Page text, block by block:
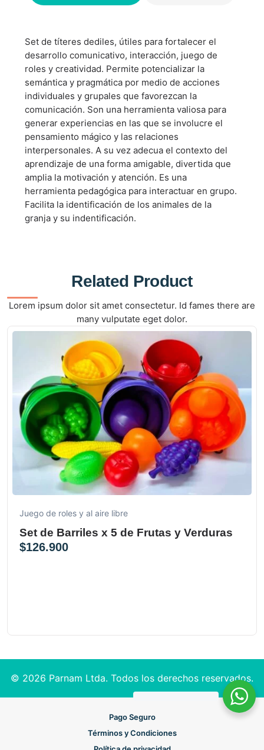
Set de títeres dediles, útiles para fortalecer el
desarrollo comunicativo, interacción, juego de
roles y creatividad. Permite potencializar la
semántica y pragmática por medio de acciones
individuales y grupales que favorezcan la
comunicación. Son una herramienta valiosa para
generar experiencias en las que se involucre el
pensamiento mágico y las relaciones
interpersonales. A su vez adecua el contexto del
aprendizaje de una forma amigable, divertida que
amplia la motivación y atención. Es una
herramienta pedagógica para interactuar en grupo.
Facilita la identificación de los animales de la
granja y su indentificación.
Related Product
Lorem ipsum dolor sit amet consectetur. Id fames there are
many vulputate eget dolor.
Juego de roles y al aire libre
Set de Barriles x 5 de Frutas y Verduras
$126.900
© 2026 Parnam Ltda. Todos los derechos reservados.
Pago Seguro
Términos y Condiciones